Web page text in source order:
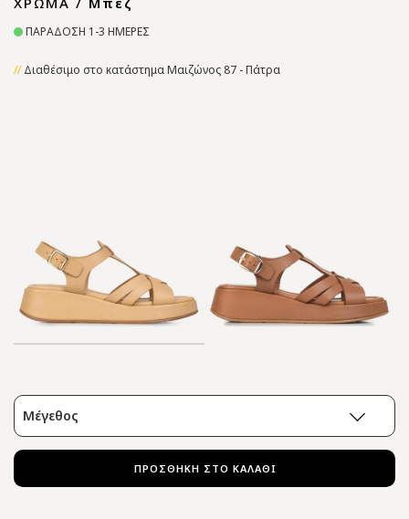
ΠΑΡΑΔΟΣΗ 1-3 ΗΜΕΡΕΣ
Διαθέσιμο στο κατάστημα Μαιζώνος 87 - Πάτρα
Μέγεθος
ΠΡΟΣΘΗΚΗ ΣΤΟ ΚΑΛΑΘΙ